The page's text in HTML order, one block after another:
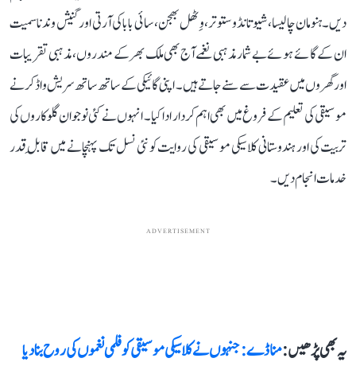
دیں۔ ہنومان چالیسا، شیو تانڈو ستوتر، وِٹھل بھجن، سائی بابا کی آرتی اور گنیش وندنا سمیت
ان کے گائے ہوئے بے شمار مذہبی نغمے آج بھی ملک بھر کے مندروں، مذہبی تقریبات
اور گھروں میں عقیدت سے سنے جاتے ہیں۔ اپنی گائیکی کے ساتھ ساتھ سریش واڈکر نے
موسیقی کی تعلیم کے فروغ میں بھی اہم کردار ادا کیا۔ انہوں نے کئی نوجوان گلوکاروں کی
تربیت کی اور ہندوستانی کلاسیکی موسیقی کی روایت کو نئی نسل تک پہنچانے میں قابلِ قدر
خدمات انجام دیں۔
ADVERTISEMENT
یہ بھی پڑھیں :منا ڈے: جنہوں نے کلاسیکی موسیقی کو فلمی نغموں کی روح بنا دیا